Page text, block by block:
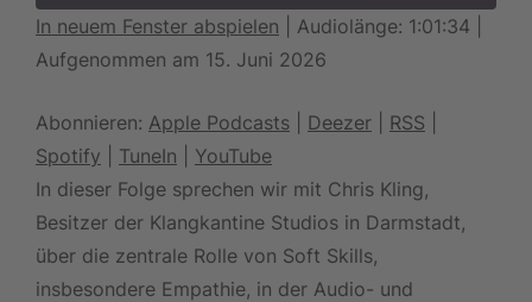
Apple Podcasts Deezer
TuneIn YouTube
RSS FEED
TEILEN
EMBED
In neuem Fenster abspielen Audiolänge: 1:01:34
Aufgenommen am 15. Juni 2026
Abonnieren: Apple Podcasts Deezer RSS
Spotify
TuneIn
YouTube
In dieser Folge sprechen wir mit Chris Kling,
Besitzer der Klangkantine Studios in Darmstadt,
über die zentrale Rolle von Soft Skills,
insbesondere Empathie, in der Audio- und